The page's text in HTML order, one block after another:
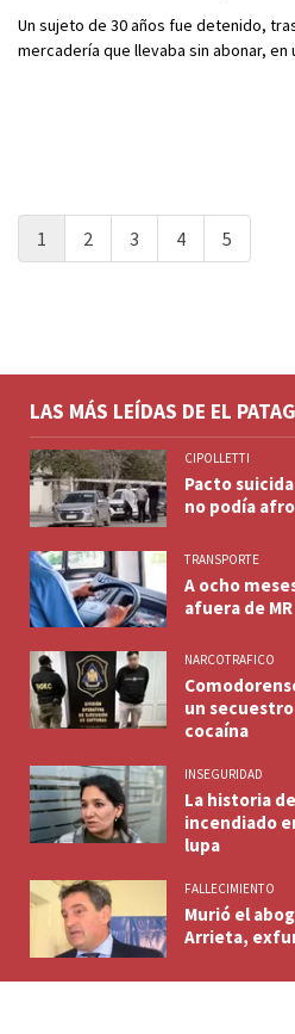
Un sujeto de 30 años fue detenido,
mercadería que llevaba sin abonar,
1 2 3 4 5
LAS MÁS LEÍDAS DE EL
CIPOLLETTI
Pacto
no podía
TRANSPORTE
A ocho
afuera de MR
NARCOTRAFICO
un
cocaína
INSEGURIDAD
La historia
incendiado
lupa
FALLECIMIENTO
Murió el
Arrieta,